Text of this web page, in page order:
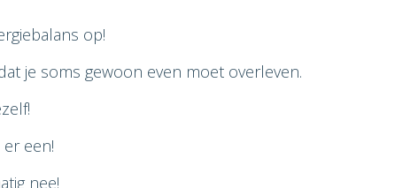
op!
je soms gewoon even moet overleven.
er een!
nee!